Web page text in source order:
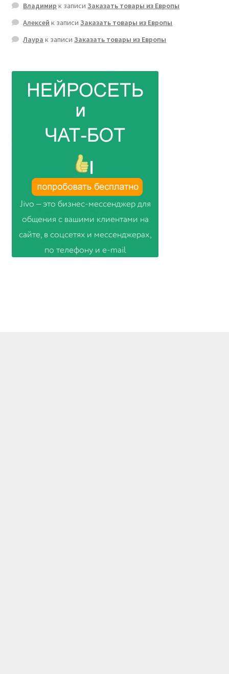
Владимир к записиЗаказать товары из Европы
Алексей к записиЗаказать товары из Европы
Лаура к записиЗаказать товары из Европы